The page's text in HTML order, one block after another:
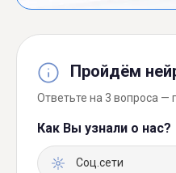
Пройдём
Ответьте на 3 вопроса —
Как Вы узнали о нас?
Соц.сети